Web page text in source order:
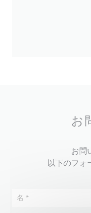
お
お問
以下のフォ